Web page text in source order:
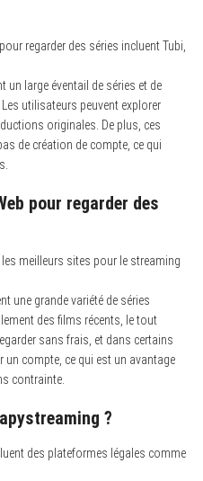
regarder des séries incluent Tubi,
un large éventail de séries et de
utilisateurs peuvent explorer
originales. De plus, ces
de création de compte, ce qui
pour regarder des
meilleurs sites pour le streaming
une grande variété de séries
des films récents, le tout
sans frais, et dans certains
un compte, ce qui est un avantage
contrainte.
?
des plateformes légales comme